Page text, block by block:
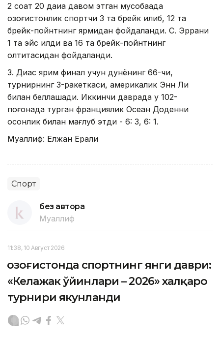
2 соат 20 дақиқа давом этган мусобақада
қозоғистонлик спортчи 3 та брейк қилиб, 12 та
брейк-пойнтнинг ярмидан фойдаланди. С. Эррани
1 та эйс қилди ва 16 та брейк-пойнтнинг
олтитасидан фойдаланди.
З. Диас ярим финал учун дунёнинг 66-чи,
турнирнинг 3-ракеткаси, америкалик Энн Ли
билан беллашади. Иккинчи даврада у 102-
поғонада турган франциялик Осеан Доденни
осонлик билан мағлуб этди - 6: 3, 6: 1.
Муаллиф: Елжан Ерали
Спорт
без автора
Муаллиф
11:38, 10 Август 2026
Қозоғистонда спортнинг янги даври:
«Келажак ўйинлари – 2026» халқаро
турнири якунланди